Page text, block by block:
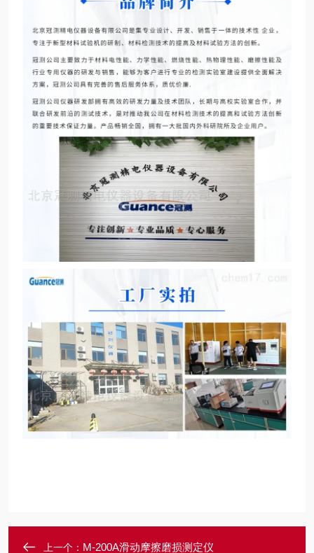
上一个： M-200A滑动摩擦磨损测定仪